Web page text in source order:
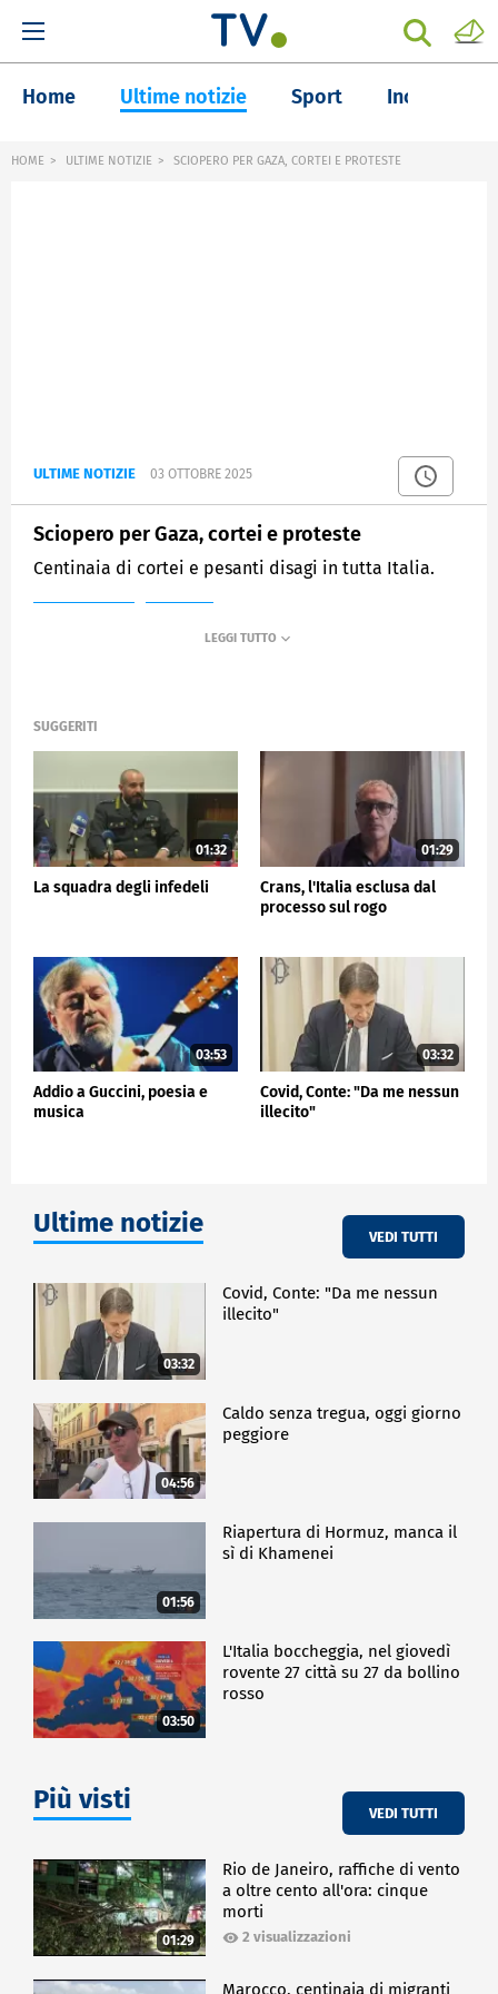
Home Ultime notizie Sport Inchieste
HOME ULTIME NOTIZIE SCIOPERO PER GAZA, CORTEI E PROTESTE
ULTIME NOTIZIE 03 OTTOBRE 2025
Sciopero per Gaza, cortei e proteste
Centinaia di cortei e pesanti disagi in tutta Italia.
SUGGERITI
01:32
La squadra degli infedeli
01:29
Crans, l'Italia esclusa dal
processo sul rogo
03:53
Addio a Guccini, poesia e
musica
03:32
Covid, Conte: "Da me nessun
illecito"
Ultime notizie VEDI TUTTI
03:32
Covid, Conte: "Da me nessun
illecito"
04:56
Caldo senza tregua, oggi giorno
peggiore
01:56
Riapertura di Hormuz, manca il
sì di Khamenei
03:50
L'Italia boccheggia, nel giovedì
rovente 27 città su 27 da bollino
rosso
Più visti VEDI TUTTI
01:29
Rio de Janeiro, raffiche di vento
a oltre cento all'ora: cinque
morti
2 visualizzazioni
Marocco, centinaia di migranti